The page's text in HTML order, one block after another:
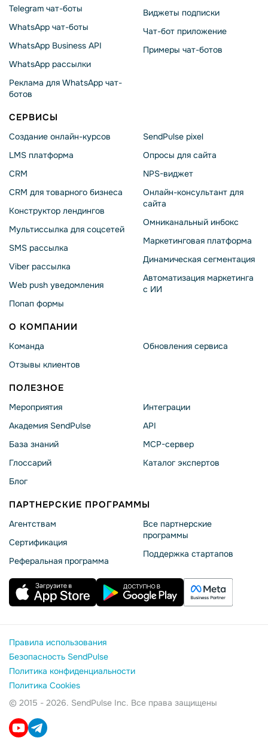
Telegram чат-боты
WhatsApp чат-боты
WhatsApp Business API
WhatsApp рассылки
Реклама для WhatsApp чат-
ботов
Виджеты подписки
Чат-бот приложение
Примеры чат-ботов
СЕРВИСЫ
Создание онлайн-курсов
LMS платформа
CRM
CRM для товарного бизнеса
Конструктор лендингов
Мультиссылка для соцсетей
SMS рассылка
Viber рассылка
Web push уведомления
Попап формы
SendPulse pixel
Опросы для сайта
NPS-виджет
Онлайн-консультант для
сайта
Омниканальный инбокс
Маркетинговая платформа
Динамическая сегментация
Автоматизация маркетинга
с ИИ
О КОМПАНИИ
Команда
Отзывы клиентов
Обновления сервиса
ПОЛЕЗНОЕ
Мероприятия
Академия SendPulse
База знаний
Глоссарий
Блог
Интеграции
API
MCP-сервер
Каталог экспертов
ПАРТНЕРСКИЕ ПРОГРАММЫ
Агентствам
Сертификация
Реферальная программа
Все партнерские
программы
Поддержка стартапов
Правила использования
Безопасность SendPulse
Политика конфиденциальности
Политика Cookies
© 2015 - 2026. SendPulse Inc. Все права защищены